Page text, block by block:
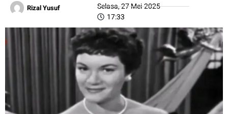
Rizal Yusuf
Selasa, 27 Mei 2025
17:33